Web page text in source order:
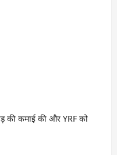
की कमाई की और YRF को